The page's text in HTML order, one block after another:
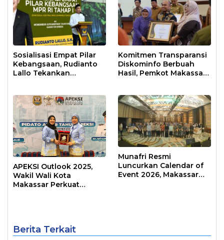
Sosialisasi Empat Pilar
Kebangsaan, Rudianto
Lallo Tekankan
Komitmen Transparansi
Diskominfo Berbuah
Hasil, Pemkot Makassar
APEKSI Outlook 2025,
Wakil Wali Kota
Makassar Perkuat
Munafri Resmi
Luncurkan Calendar of
Event 2026, Makassar
Berita Terkait